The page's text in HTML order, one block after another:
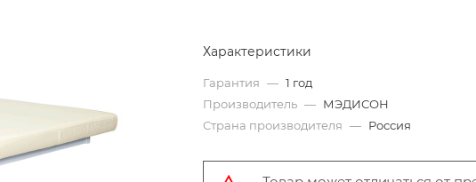
Характеристики
Гарантия — 1 год
Производитель — МЭДИСОН
Страна производителя — Россия